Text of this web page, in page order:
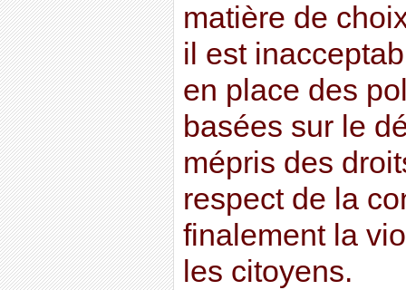
matière de
il est
en place des
basées sur le
mépris des
respect de la
finalement la
les citoyens.